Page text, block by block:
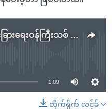
အမေရိကန်အပေါ် တရုတ်နိုင်ငံခြားရေးဝန်ကြီးသစ် အပြင်းအထန်ဝေဖန်
available
1:09
တိုက်ရိုက် လင့်ခ်